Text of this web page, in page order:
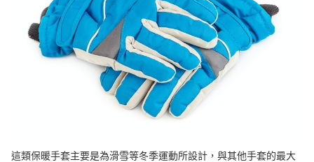
這類保暖手套主要是為滑雪等冬季運動所設計，與其他手套的最大